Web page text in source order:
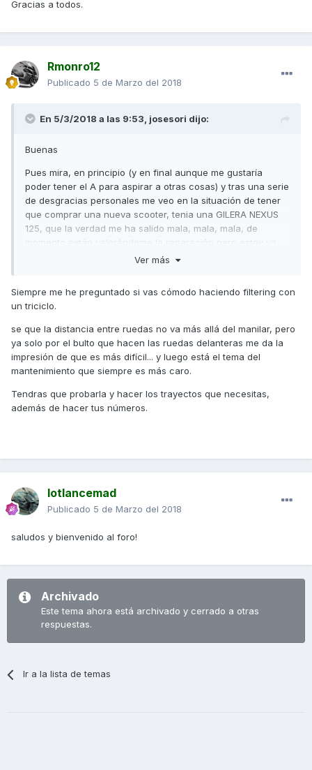
Gracias a todos.
Rmonro12
Publicado 5 de Marzo del 2018
En 5/3/2018 a las 9:53, josesori dijo:
Buenas
Pues mira, en principio (y en final aunque me gustaría
poder tener el A para aspirar a otras cosas) y tras una serie
de desgracias personales me veo en la situación de tener
que comprar una nueva scooter, tenia una GILERA NEXUS
125, que la verdad me ha salido mala, mala, mala, de
momento están valorándome la reparación pero estoy ya
navegando por ahi he misto los de tres ruedas y se me ha
calentado la cabeza, estoy entre la METROPOLIS y la MP3
Gracias a todos.
Ver más
Siempre me he preguntado si vas cómodo haciendo filtering con
un triciclo.
se que la distancia entre ruedas no va más allá del manilar, pero
ya solo por el bulto que hacen las ruedas delanteras me da la
impresión de que es más difícil... y luego está el tema del
mantenimiento que siempre es más caro.
Tendras que probarla y hacer los trayectos que necesitas,
además de hacer tus números.
lotlancemad
Publicado 5 de Marzo del 2018
saludos y bienvenido al foro!
Archivado
Este tema ahora está archivado y cerrado a otras
respuestas.
Ir a la lista de temas